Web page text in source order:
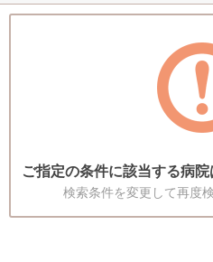
ご指定の条件に該当する病院
検索条件を変更して再度